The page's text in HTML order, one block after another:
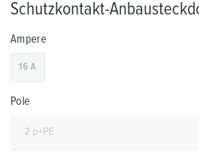
Schutzkontakt-
Ampere
16 A
Pole